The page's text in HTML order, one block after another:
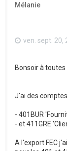
Mélanie
ven. sept. 20,
Bonsoir à toutes
J'ai des
- 401BUR
- et 411GRE
A l'export FEC